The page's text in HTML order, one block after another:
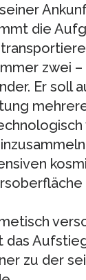
die
zwei
Er soll
zu der